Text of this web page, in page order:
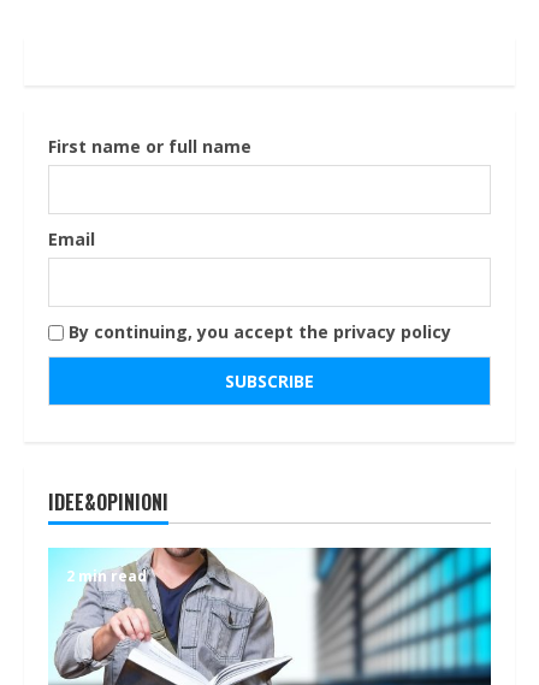
First name or full name
Email
By continuing, you accept the privacy policy
IDEE&OPINIONI
2 min read